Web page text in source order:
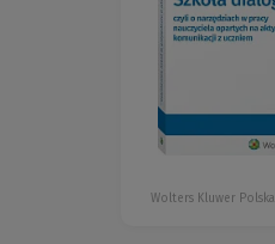
Wolters Kluwer Polska